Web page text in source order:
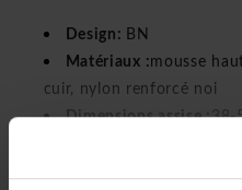
Design: BN
Matériaux :mousse
cuir, nylon renforcé noi
Dimensions assise :38-